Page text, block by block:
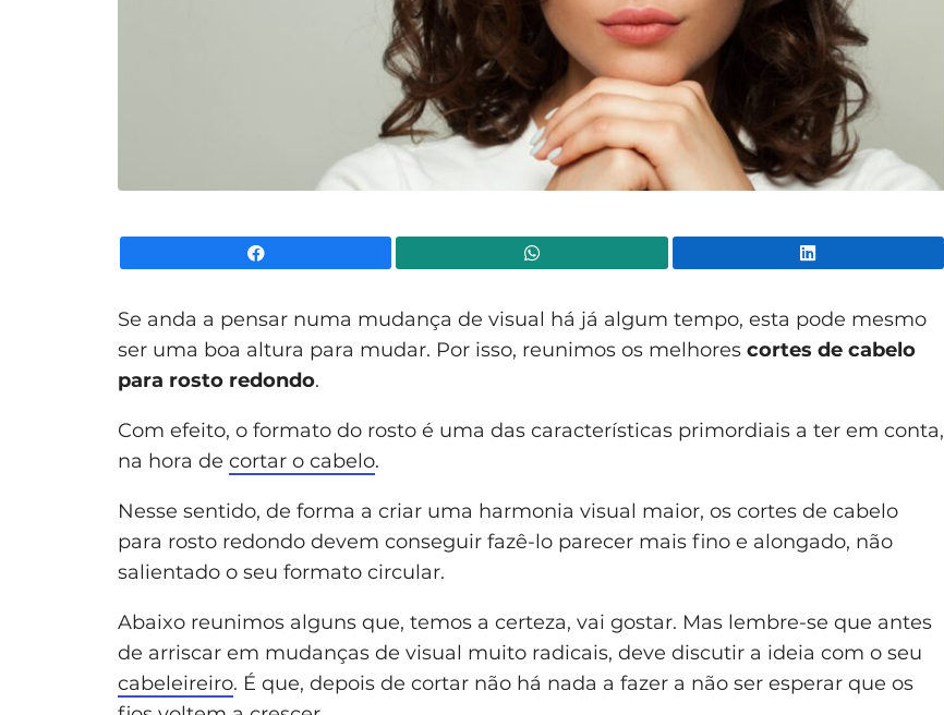
Se anda a pensar numa mudança de visual há já algum tempo, esta pode mesmo
ser uma boa altura para mudar. Por isso, reunimos os melhores cortes de cabelo
para rosto redondo.
Com efeito, o formato do rosto é uma das características primordiais a ter em conta,
na hora de cortar o cabelo.
Nesse sentido, de forma a criar uma harmonia visual maior, os cortes de cabelo
para rosto redondo devem conseguir fazê-lo parecer mais fino e alongado, não
salientado o seu formato circular.
Abaixo reunimos alguns que, temos a certeza, vai gostar. Mas lembre-se que antes
de arriscar em mudanças de visual muito radicais, deve discutir a ideia com o seu
cabeleireiro. É que, depois de cortar não há nada a fazer a não ser esperar que os